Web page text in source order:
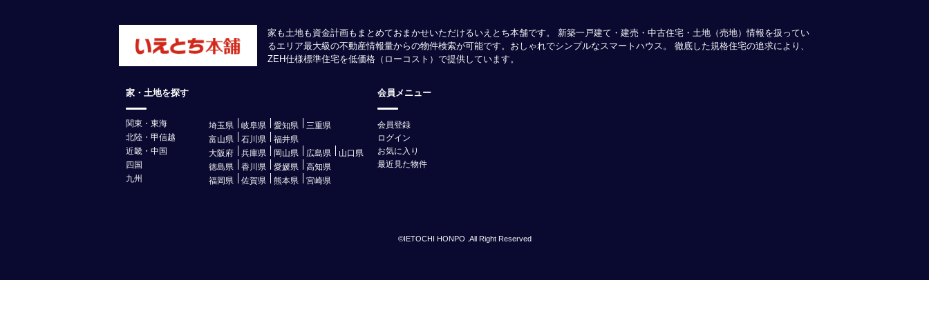
家も土地も資金計画もまとめておまかせいただけるいえとち本舗です。 新築一戸建て・建売・中古住宅・土地（売地）情報を扱ってい
るエリア最大級の不動産情報量からの物件検索が可能です。おしゃれでシンプルなスマートハウス。 徹底した規格住宅の追求により、
ZEH仕様標準住宅を低価格（ローコスト）で提供しています。
家・土地を探す
関東・東海 埼玉県 岐阜県 愛知県
三重県
北陸・甲信越
富山県 石川県
福井県
近畿・中国
大阪府 兵庫県 岡山県 広島県
山口県
四国
徳島県 香川県 愛媛県
高知県
九州
福岡県 佐賀県 熊本県 宮崎県
会員メニュー
会員登録
ログイン
お気に入り
最近見た物件
©IETOCHI HONPO .All Right Reserved